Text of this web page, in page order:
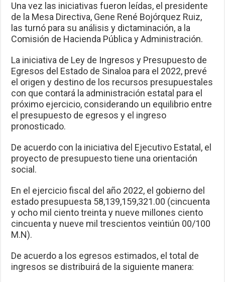
Una vez las iniciativas fueron leídas, el presidente
de la Mesa Directiva, Gene René Bojórquez Ruiz,
las turnó para su análisis y dictaminación, a la
Comisión de Hacienda Pública y Administración.
La iniciativa de Ley de Ingresos y Presupuesto de
Egresos del Estado de Sinaloa para el 2022, prevé
el origen y destino de los recursos presupuestales
con que contará la administración estatal para el
próximo ejercicio, considerando un equilibrio entre
el presupuesto de egresos y el ingreso
pronosticado.
De acuerdo con la iniciativa del Ejecutivo Estatal, el
proyecto de presupuesto tiene una orientación
social.
En el ejercicio fiscal del año 2022, el gobierno del
estado presupuesta 58,139,159,321.00 (cincuenta
y ocho mil ciento treinta y nueve millones ciento
cincuenta y nueve mil trescientos veintiún 00/100
M.N).
De acuerdo a los egresos estimados, el total de
ingresos se distribuirá de la siguiente manera: